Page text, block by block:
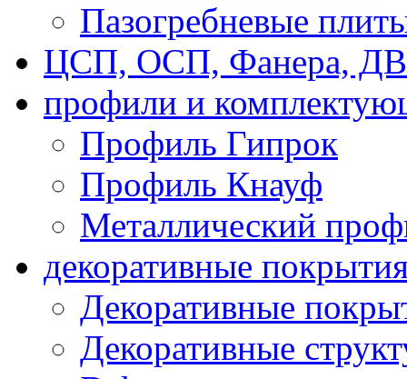
Пазогребневые
ЦСП, ОСП, Фанера,
профили и
Профиль Гипрок
Профиль Кнауф
Металлический
декоративные
Декоративные
Декоративные